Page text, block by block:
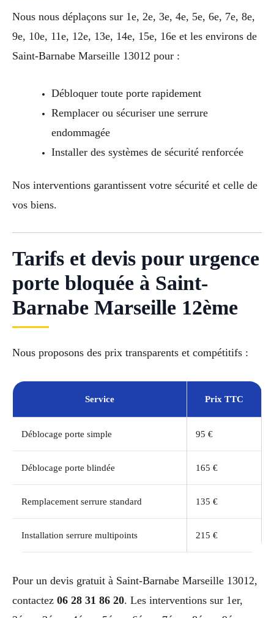
Nous nous déplaçons sur 1e, 2e, 3e, 4e, 5e, 6e, 7e, 8e,
9e, 10e, 11e, 12e, 13e, 14e, 15e, 16e et les environs de
Saint-Barnabe Marseille 13012 pour :
Débloquer toute porte rapidement
Remplacer ou sécuriser une serrure
endommagée
Installer des systèmes de sécurité renforcée
Nos interventions garantissent votre sécurité et celle de
vos biens.
Tarifs et devis pour urgence
porte bloquée à Saint-
Barnabe Marseille 12ème
Nous proposons des prix transparents et compétitifs :
Service Prix TTC
Déblocage porte simple 95 €
Déblocage porte blindée 165 €
Remplacement serrure standard 135 €
Installation serrure multipoints 215 €
Pour un devis gratuit à Saint-Barnabe Marseille 13012,
contactez 06 28 31 86 20. Les interventions sur 1er,